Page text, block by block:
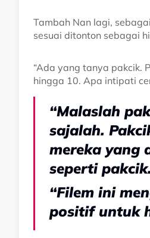
Tambah Nan lagi,
sesuai ditonton sebagai
“Ada yang tanya pakcik.
hingga 10. Apa intipati
“Malaslah
sajalah.
mereka yang
seperti pakcik.
“Filem ini
positif untuk